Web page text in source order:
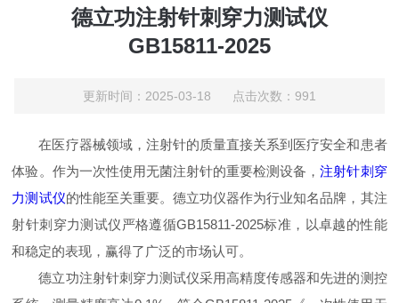
德立功注射针刺穿力测试仪
GB15811-2025
更新时间：2025-03-18 点击次数：991
在医疗器械领域，注射针的质量直接关系到医疗安全和患者
体验。作为一次性使用无菌注射针的重要检测设备，注射针刺穿
力测试仪的性能至关重要。德立功仪器作为行业知名品牌，其注
射针刺穿力测试仪严格遵循GB15811-2025标准，以卓越的性能
和稳定的表现，赢得了广泛的市场认可。
德立功注射针刺穿力测试仪采用高精度传感器和先进的测控